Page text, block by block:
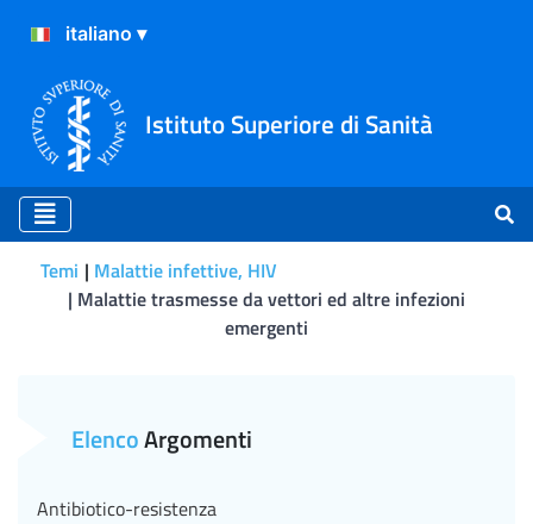
Istituto Superiore di Sanità
Temi
Malattie infettive, HIV
Malattie trasmesse da vettori ed altre infezioni
emergenti
ElencoArgomenti
Antibiotico-resistenza